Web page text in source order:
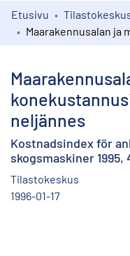
Kokoelmat
Etusivu
neljännes
Kostnadsindex för
skogsmaskiner 1995,
Tilastokeskus
1996-01-17